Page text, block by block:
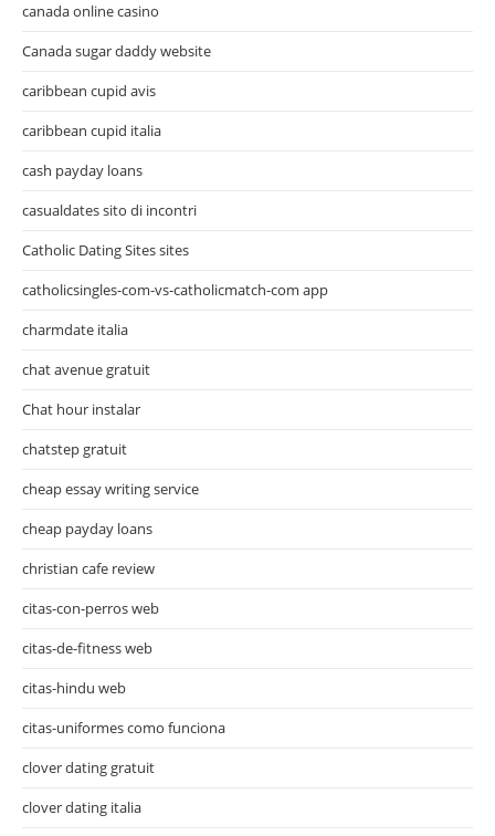
canada online casino
Canada sugar daddy website
caribbean cupid avis
caribbean cupid italia
cash payday loans
casualdates sito di incontri
Catholic Dating Sites sites
catholicsingles-com-vs-catholicmatch-com app
charmdate italia
chat avenue gratuit
Chat hour instalar
chatstep gratuit
cheap essay writing service
cheap payday loans
christian cafe review
citas-con-perros web
citas-de-fitness web
citas-hindu web
citas-uniformes como funciona
clover dating gratuit
clover dating italia